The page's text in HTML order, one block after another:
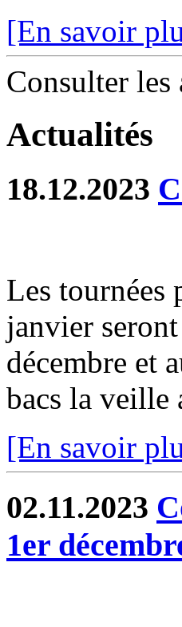
[En savoir
Consulter les
Actualités
18.12.2023
Les tournées
janvier
décembre et
bacs la veille
[En savoir
02.11.2023
1er